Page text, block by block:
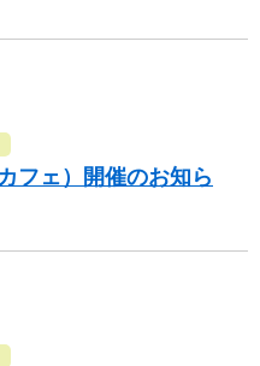
フェ）開催のお知ら